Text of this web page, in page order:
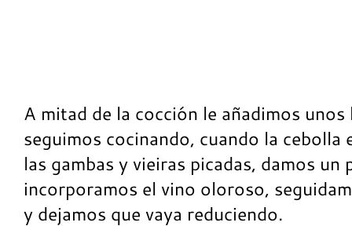
A mitad de la cocción le añadimos
seguimos cocinando, cuando la cebolla
las gambas y vieiras picadas, damos un
incorporamos el vino oloroso,
y dejamos que vaya reduciendo.